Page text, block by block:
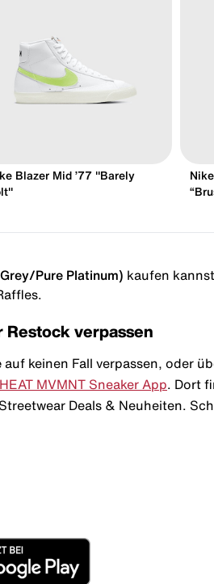
Blazer Mid ’77 "Barely
Pure Platinum) kaufen
Restock verpassen
auf keinen Fall verpassen, oder
HEAT MVMNT Sneaker App . Dort
Deals & Neuheiten.